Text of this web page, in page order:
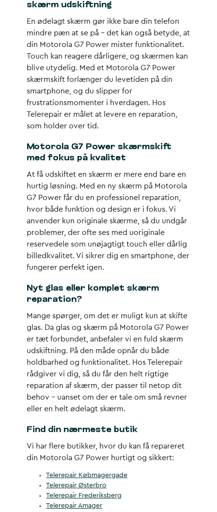
skærm udskiftning
En ødelagt skærm gør ikke bare din telefon
mindre pæn at se på – det kan også betyde, at
din Motorola G7 Power mister funktionalitet.
Touch kan reagere dårligere, og skærmen kan
blive utydelig. Med et Motorola G7 Power
skærmskift forlænger du levetiden på din
smartphone, og du slipper for
frustrationsmomenter i hverdagen. Hos
Telerepair er målet at levere en reparation,
som holder over tid.
Motorola G7 Power skærmskift
med fokus på kvalitet
At få udskiftet en skærm er mere end bare en
hurtig løsning. Med en ny skærm på Motorola
G7 Power får du en professionel reparation,
hvor både funktion og design er i fokus. Vi
anvender kun originale skærme, så du undgår
problemer, der ofte ses med uoriginale
reservedele som unøjagtigt touch eller dårlig
billedkvalitet. Vi sikrer dig en smartphone, der
fungerer perfekt igen.
Nyt glas eller komplet skærm
reparation?
Mange spørger, om det er muligt kun at skifte
glas. Da glas og skærm på Motorola G7 Power
er tæt forbundet, anbefaler vi en fuld skærm
udskiftning. På den måde opnår du både
holdbarhed og funktionalitet. Hos Telerepair
rådgiver vi dig, så du får den helt rigtige
reparation af skærm, der passer til netop dit
behov – uanset om der er tale om små revner
eller en helt ødelagt skærm.
Find din nærmeste butik
Vi har flere butikker, hvor du kan få repareret
din Motorola G7 Power hurtigt og sikkert:
Telerepair Købmagergade
Telerepair Østerbro
Telerepair Frederiksberg
Telerepair Amager